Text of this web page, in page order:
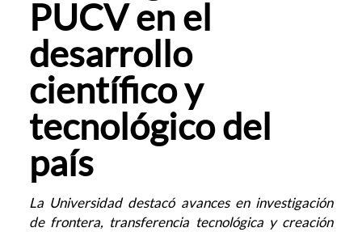
Innovación
Convocatorias
PUCV en el
desarrollo
científico y
tecnológico del
país
La Universidad destacó avances en investigación
de frontera, transferencia tecnológica y creación